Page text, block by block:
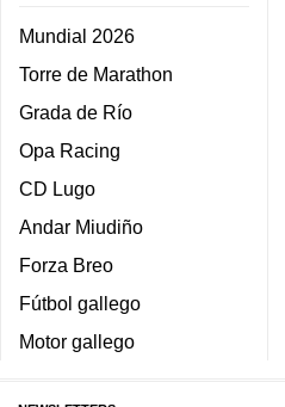
Mundial 2026
Torre de Marathon
Grada de Río
Opa Racing
CD Lugo
Andar Miudiño
Forza Breo
Fútbol gallego
Motor gallego